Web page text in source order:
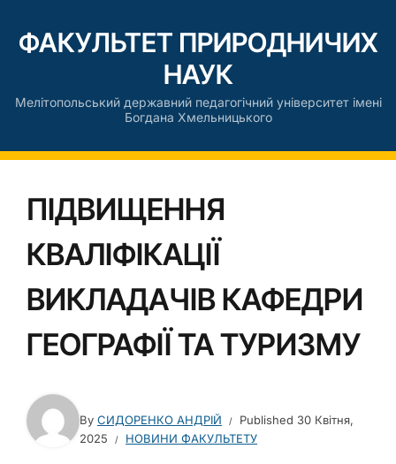
ФАКУЛЬТЕТ ПРИРОДНИЧИХ
НАУК
Мелітопольський державний педагогічний університет імені
Богдана Хмельницького
ПІДВИЩЕННЯ
КВАЛІФІКАЦІЇ
ВИКЛАДАЧІВ КАФЕДРИ
ГЕОГРАФІЇ ТА ТУРИЗМУ
By СИДОРЕНКО АНДРІЙ Published 30 Квітня,
2025
НОВИНИ ФАКУЛЬТЕТУ